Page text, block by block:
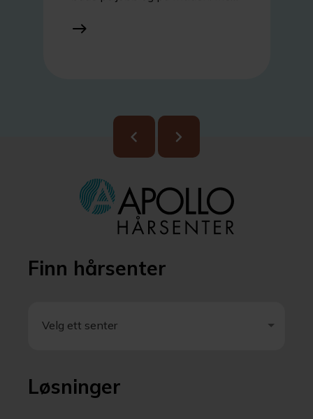
allerede som 19-åring, kjente
Finn hårsenter
Velg ett senter
Løsninger